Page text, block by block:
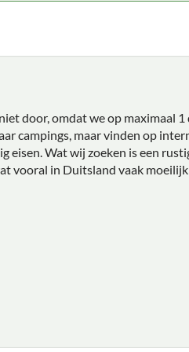
door, omdat we op maximaal
campings, maar vinden op
eisen. Wat wij zoeken is een
vooral in Duitsland vaak